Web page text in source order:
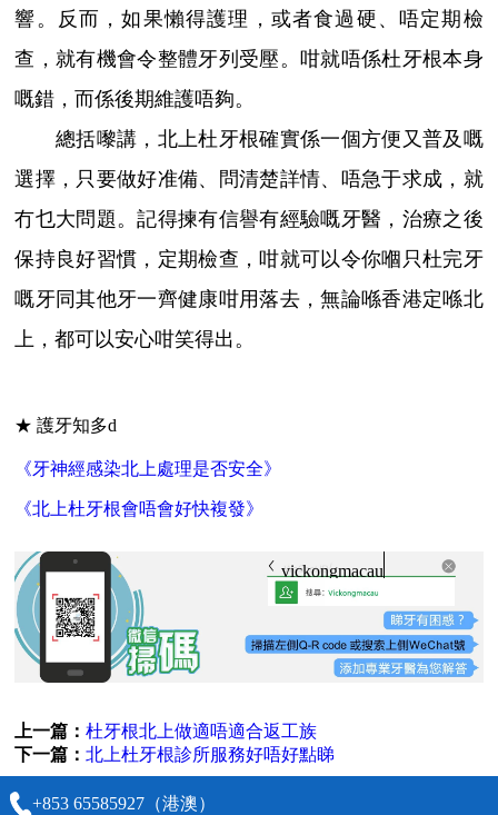
響。反而，如果懶得護理，或者食過硬、唔定期檢
查，就有機會令整體牙列受壓。咁就唔係杜牙根本身
嘅錯，而係後期維護唔夠。
總括嚟講，北上杜牙根確實係一個方便又普及嘅
選擇，只要做好准備、問清楚詳情、唔急于求成，就
冇乜大問題。記得揀有信譽有經驗嘅牙醫，治療之後
保持良好習慣，定期檢查，咁就可以令你嗰只杜完牙
嘅牙同其他牙一齊健康咁用落去，無論喺香港定喺北
上，都可以安心咁笑得出。
★ 護牙知多d
《牙神經感染北上處理是否安全》
《北上杜牙根會唔會好快複發》
vickongmacau
上一篇：杜牙根北上做適唔適合返工族
下一篇：北上杜牙根診所服務好唔好點睇
+853 65585927（港澳）